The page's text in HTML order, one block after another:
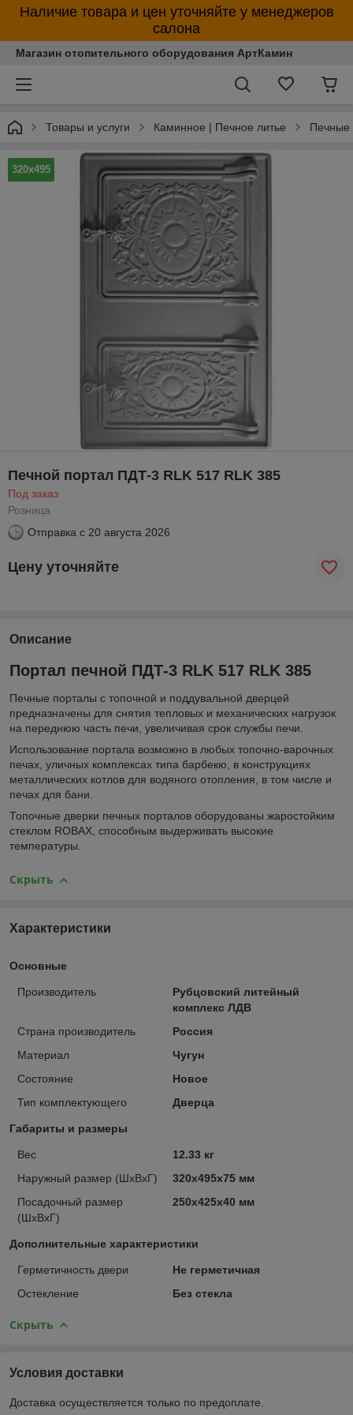
Наличие товара и цен уточняйте у менеджеров
салона
Магазин отопительного оборудования АртКамин
Товары и услуги Каминное | Печное литье Печные
320х495
Печной портал ПДТ-3 RLK 517 RLK 385
Под заказ
Розница
Отправка с 20 августа 2026
Цену уточняйте
Описание
Портал печной ПДТ-3 RLK 517 RLK 385
Печные порталы с топочной и поддувальной дверцей
предназначены для снятия тепловых и механических нагрузок
на переднюю часть печи, увеличивая срок службы печи.
Использование портала возможно в любых топочно-варочных
печах, уличных комплексах типа барбекю, в конструкциях
металлических котлов для водяного отопления, в том числе и
печах для бани.
Топочные дверки печных порталов оборудованы жаростойким
стеклом ROBAX, способным выдерживать высокие
температуры.
Скрыть
Характеристики
Основные
Производитель
Рубцовский литейный
комплекс ЛДВ
Страна производитель
Россия
Материал
Чугун
Состояние
Новое
Тип комплектующего
Дверца
Габариты и размеры
Вес
12.33 кг
Наружный размер (ШхВхГ)
320х495х75 мм
Посадочный размер
(ШхВхГ)
250х425х40 мм
Дополнительные характеристики
Герметичность двери
Не герметичная
Остекление
Без стекла
Скрыть
Условия доставки
Доставка осуществляется только по предоплате.